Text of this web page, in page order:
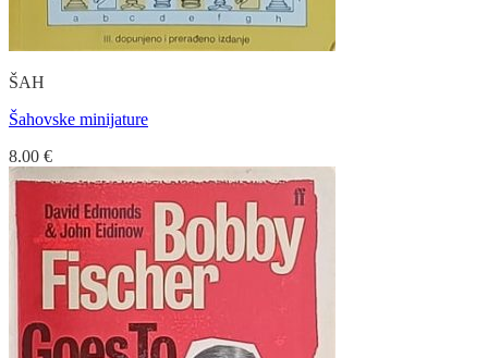
ŠAH
Šahovske minijature
8.00 €